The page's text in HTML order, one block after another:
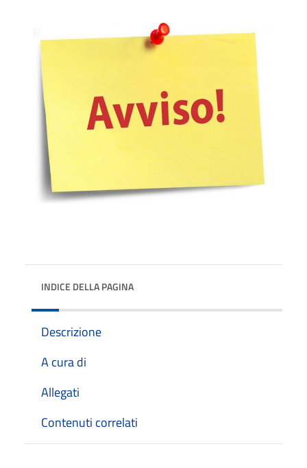
INDICE DELLA PAGINA
Descrizione
A cura di
Allegati
Contenuti correlati